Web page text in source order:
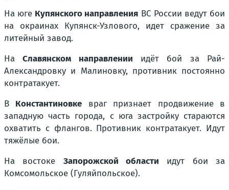
На юге Купянского направления ВС России ведут бои
на окраинах Купянск-Узлового, идет сражение за
литейный завод.
НаСлавянском направлении идёт бой за Рай-
Александровку и Малиновку, противник постоянно
контратакует.
В Константиновке враг признает продвижение в
западную часть города, с юга застройку стараются
охватить с флангов. Противник контратакует. Идут
тяжёлые бои.
На востоке Запорожской области идут бои за
Комсомольское (Гуляйпольское).